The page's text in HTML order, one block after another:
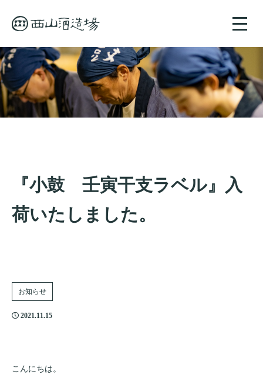
toggle
『小鼓 壬寅干支ラベル』入
荷いたしました。
お知らせ
2021.11.15
こんにちは。